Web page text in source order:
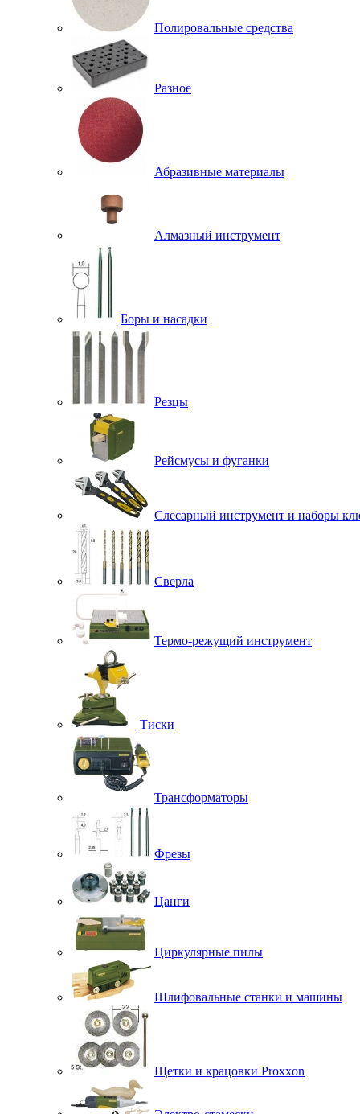
Полировальные средства
Разное
Абразивные материалы
Алмазный инструмент
Боры и насадки
Резцы
Рейсмусы и фуганки
Слесарный инструмент и наборы
Сверла
Термо-режущий инструмент
Тиски
Трансформаторы
Фрезы
Цанги
Циркулярные пилы
Шлифовальные станки и машины
Щетки и крацовки Proxxon